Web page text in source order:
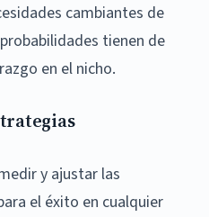
cambiantes de
tienen de
en el nicho.
y ajustar las
el éxito en cualquier